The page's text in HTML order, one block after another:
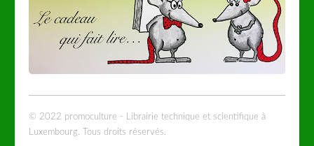
© 2022 promoculture - Librairie technique et scientifique à
Luxembourg. Tous droits réservés.